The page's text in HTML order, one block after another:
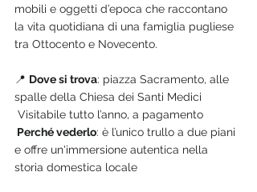
mobili e oggetti d’epoca che raccontano
la vita quotidiana di una famiglia pugliese
tra Ottocento e Novecento.
📍 Dove si trova: piazza Sacramento, alle
spalle della Chiesa dei Santi Medici
Visitabile tutto l’anno, a pagamento
Perché vederlo: è l’unico trullo a due piani
e offre un'immersione autentica nella
storia domestica locale